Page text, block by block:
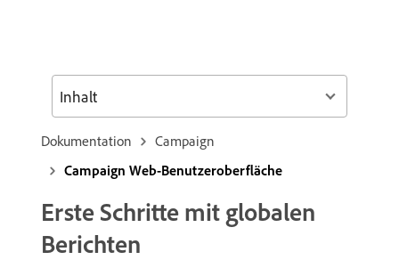
Dokumentation
Campaign
Campaign Web-Benutzeroberfläche
Erste Schritte mit globalen
Berichten
Inhalt